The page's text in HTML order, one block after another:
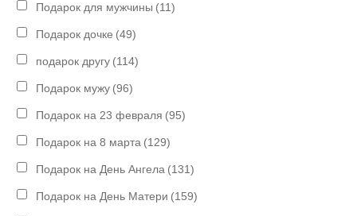
Подарок для мужчины (11)
Подарок дочке (49)
подарок другу (114)
Подарок мужу (96)
Подарок на 23 февраля (95)
Подарок на 8 марта (129)
Подарок на День Ангела (131)
Подарок на День Матери (159)